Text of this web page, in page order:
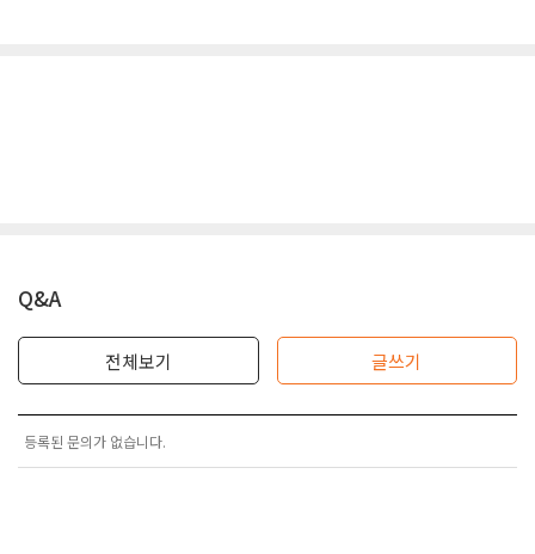
Q&A
전체보기 글쓰기
등록된 문의가 없습니다.